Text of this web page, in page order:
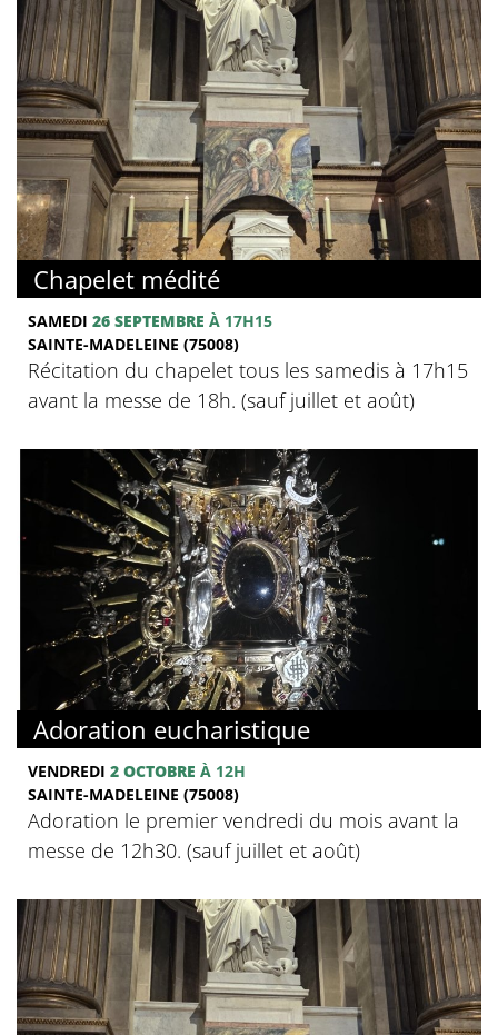
Chapelet médité
SAMEDI 26 SEPTEMBRE À 17H15
SAINTE-MADELEINE (75008)
Récitation du chapelet tous les samedis à 17h15
avant la messe de 18h. (sauf juillet et août)
Adoration eucharistique
VENDREDI 2 OCTOBRE À 12H
SAINTE-MADELEINE (75008)
Adoration le premier vendredi du mois avant la
messe de 12h30. (sauf juillet et août)